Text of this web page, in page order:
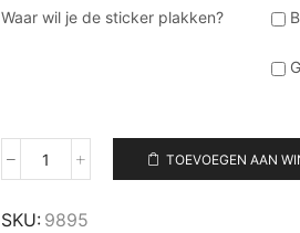
Waar wil je de sticker plakken?
Glazen
van
TOEVOEGEN AAN
SKU: 9895